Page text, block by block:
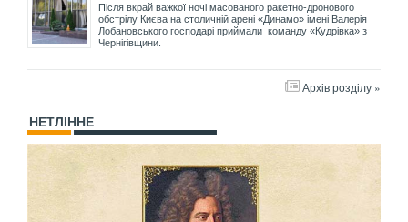
Після вкрай важкої ночі масованого ракетно-дронового
обстрілу Києва на столичній арені «Динамо» імені Валерія
Лобановського господарі приймали команду «Кудрівка» з
Чернігівщини.
Архів розділу »
НЕТЛІННЕ